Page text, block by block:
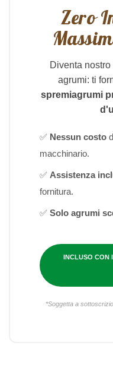
Zero
Diventa
agrumi: ti
spremiagrumi
✅ Nessun costo
macchinario.
✅ Assistenza
fornitura.
✅ Solo agrumi
INCLUSO CON
*Soggetta a